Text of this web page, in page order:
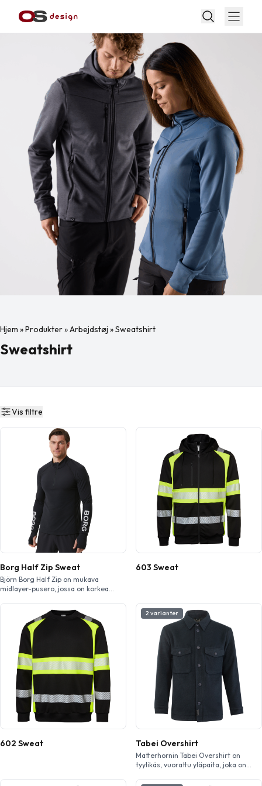
Hjem »Produkter»Arbejdstøj »Sweatshirt
Sweatshirt
Vis filtre
Borg Half Zip Sweat
Björn Borg Half Zip on mukava
midlayer-pusero, jossa on korkea
ttu pehmeästä ja joustavasta
materiaalista, joka koostuu
kierrätetystä polyesteristä ja
elastaanista . Mallissa on hieman
pidempi istuvuus ja pidemmät hihat,
joissa on reiät peukaloille. Tämä
pusero so pii erinomaisesti
käytettäväksi tuulitakin alla
monipuolisuuden lisäämiseksi.
603 Sweat
602 Sweat
2 varianter
Tabei Overshirt
Matterhornin Tabei Overshirt on
tyylikäs, vuorattu yläpaita, joka on
seoksesta. Rento unisex-mitoitus.